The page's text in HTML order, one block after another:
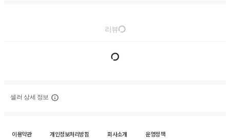
리뷰
셀러 상세 정보
이용약관 개인정보처리방침 회사소개
운영정책